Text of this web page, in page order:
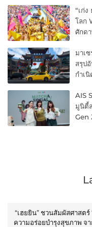
“เก่ง
โลก
ศักด
มาเ
สรุป
กำเ
AIS
มูนิตี้
Gen
“เฮยยิน” ชวนสัมผัสศาสต
ความอร่อยบำรุงสุขภาพ จ